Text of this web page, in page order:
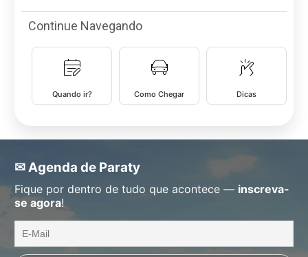
Continue Navegando
Quando ir? Como Chegar Dicas
✉ Agenda de Paraty
Fique por dentro de tudo que acontece — inscreva-
se agora!